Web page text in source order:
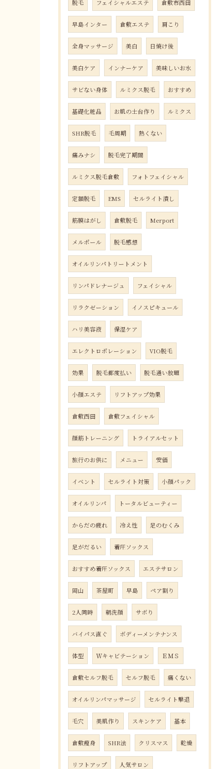
脱毛 フェイシャルエステ 倉敷市西田
早島インター 倉敷エステ 肩こり
全身マッサージ 美白 日焼け後
美白ケア インナーケア 美味しいお水
サビない身体 ルミクス脱毛 おすすめ
基礎化粧品 お肌の土台作り ルミクス
SHR脱毛 毛周期 熱くない
痛みナシ 脱毛完了期間
ルミクス脱毛倉敷 フォトフェイシャル
定額脱毛 EMS セルライト潰し
筋膜はがし 倉敷脱毛 Merport
メルポール 脱毛感想
オイルリンパトリートメント
リンパドレナージュ フェイシャル
リラクゼーション イノスピキュール
ハリ美容液 保湿ケア
エレクトロポレーション VIO脱毛
効果 脱毛都度払い 脱毛通い放題
小顔エステ リフトアップ効果
倉敷西田 倉敷フェイシャル
顔筋トレーニング トライアルセット
旅行のお供に メニュー 安価
イベント セルライト対策 小顔パック
オイルリンパ トータルビューティー
からだの疲れ 冷え性 足のむくみ
足がだるい 着圧ソックス
おすすめ着圧ソックス エステサロン
岡山 茶屋町 早島 ペア割り
2人同時 朝洗顔 サボり
バイパス直ぐ ボディーメンテナンス
体型 Ｗキャビテーション ＥＭＳ
倉敷セルフ脱毛 セルフ脱毛 痛くない
オイルリンパマッサージ セルライト撃退
毛穴 美肌作り スキンケア 基本
倉敷瘦身 SHR法 クリスマス 乾燥
リフトアップ 人気サロン